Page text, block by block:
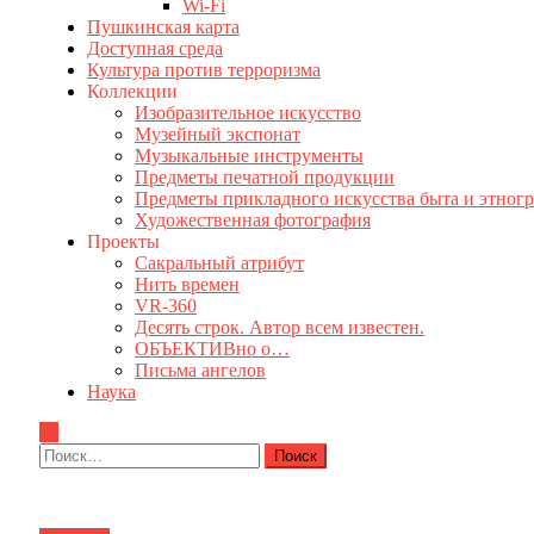
Wi-Fi
Пушкинская карта
Доступная среда
Культура против терроризма
Коллекции
Изобразительное искусство
Музейный экспонат
Музыкальные инструменты
Предметы печатной продукции
Предметы прикладного искусства быта и
Художественная фотография
Проекты
Сакральный атрибут
Нить времен
VR-360
Десять строк. Автор всем известен.
ОБЪЕКТИВно о…
Письма ангелов
Наука
Найти: